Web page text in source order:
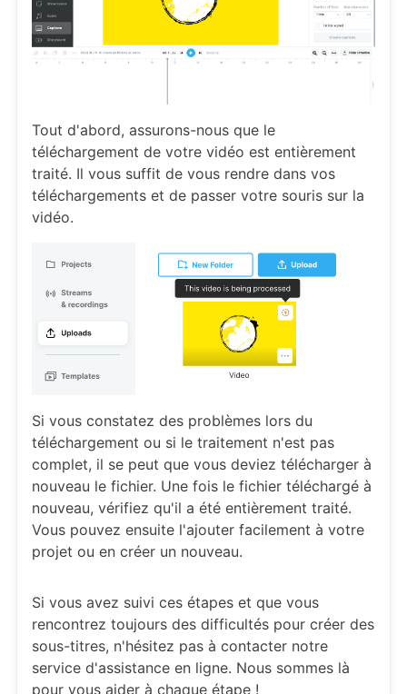
Tout d'abord, assurons-nous que le
téléchargement de votre vidéo est entièrement
traité. Il vous suffit de vous rendre dans vos
téléchargements et de passer votre souris sur la
vidéo.
Si vous constatez des problèmes lors du
téléchargement ou si le traitement n'est pas
complet, il se peut que vous deviez télécharger à
nouveau le fichier. Une fois le fichier téléchargé à
nouveau, vérifiez qu'il a été entièrement traité.
Vous pouvez ensuite l'ajouter facilement à votre
projet ou en créer un nouveau.
Si vous avez suivi ces étapes et que vous
rencontrez toujours des difficultés pour créer des
sous-titres, n'hésitez pas à contacter notre
service d'assistance en ligne. Nous sommes là
pour vous aider à chaque étape !